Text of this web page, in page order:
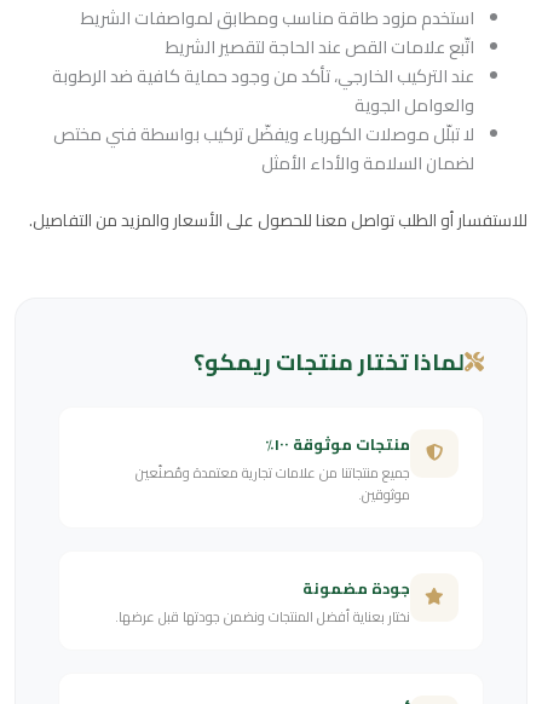
استخدم مزود طاقة مناسب ومطابق لمواصفات الشريط
اتّبع علامات القص عند الحاجة لتقصير الشريط
عند التركيب الخارجي، تأكد من وجود حماية كافية ضد الرطوبة
والعوامل الجوية
لا تبلّل موصلات الكهرباء ويفضّل تركيب بواسطة فني مختص
لضمان السلامة والأداء الأمثل
للاستفسار أو الطلب تواصل معنا للحصول على الأسعار والمزيد من التفاصيل.
لماذا تختار منتجات ريمكو؟
منتجات موثوقة ١٠٠٪
جميع منتجاتنا من علامات تجارية معتمدة ومُصنّعين
موثوقين.
جودة مضمونة
نختار بعناية أفضل المنتجات ونضمن جودتها قبل عرضها.